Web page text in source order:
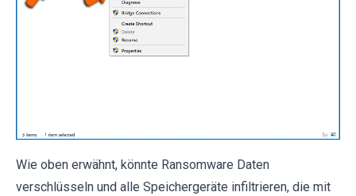
Wie oben erwähnt, könnte Ransomware Daten
verschlüsseln und alle Speichergeräte infiltrieren, die mit